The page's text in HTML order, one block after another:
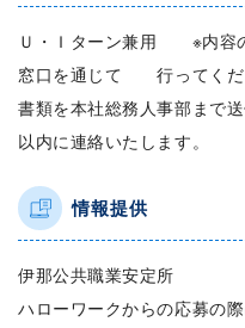
Ｕ・Ｉターン兼用 ※内容
窓口を通じて 行ってく
書類を本社総務人事部ま
以内に連絡いたします。
情報提供
伊那公共職業安定所
ハローワークからの応募の